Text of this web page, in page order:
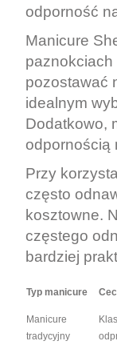
odporność
Manicure
paznokciach
pozostawać
idealnym
Dodatkowo,
odpornością
Przy
często
kosztowne.
częstego
bardziej
Typ manicure
Manicure
tradycyjny